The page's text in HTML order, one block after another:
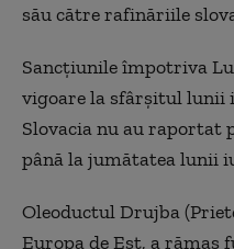
său către rafinăriile
Sancţiunile împotriva
vigoare la sfârşitul lunii
Slovacia nu au raportat
până la jumătatea lunii
Oleoductul Drujba
Europa de Est, a rămas